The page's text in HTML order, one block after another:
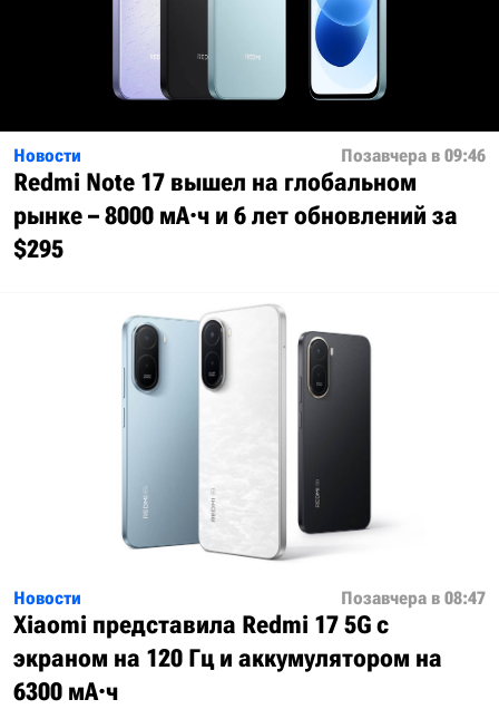
Новости Позавчера в 09:46
Redmi Note 17 вышел на глобальном
рынке – 8000 мА·ч и 6 лет обновлений за
$295
Новости Позавчера в 08:47
Xiaomi представила Redmi 17 5G с
экраном на 120 Гц и аккумулятором на
6300 мА·ч